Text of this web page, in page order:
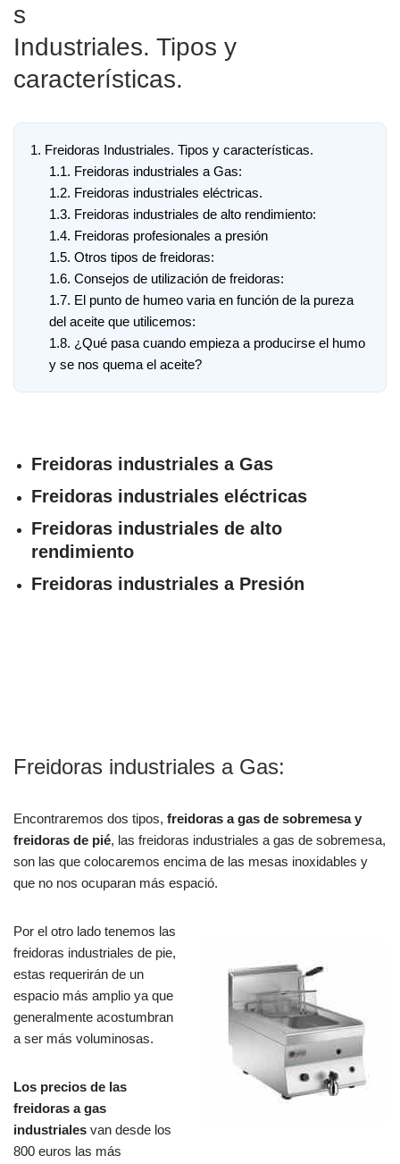
s
Industriales. Tipos y
características.
1. Freidoras Industriales. Tipos y características.
1.1. Freidoras industriales a Gas:
1.2. Freidoras industriales eléctricas.
1.3. Freidoras industriales de alto rendimiento:
1.4. Freidoras profesionales a presión
1.5. Otros tipos de freidoras:
1.6. Consejos de utilización de freidoras:
1.7. El punto de humeo varia en función de la pureza
del aceite que utilicemos:
1.8. ¿Qué pasa cuando empieza a producirse el humo
y se nos quema el aceite?
Freidoras industriales a Gas
Freidoras industriales eléctricas
Freidoras industriales de alto
rendimiento
Freidoras industriales a Presión
Freidoras industriales a Gas:
Encontraremos dos tipos, freidoras a gas de sobremesa y
freidoras de pié, las freidoras industriales a gas de sobremesa,
son las que colocaremos encima de las mesas inoxidables y
que no nos ocuparan más espació.
Por el otro lado tenemos las
freidoras industriales de pie,
estas requerirán de un
espacio más amplio ya que
generalmente acostumbran
a ser más voluminosas.
Los precios de las
freidoras a gas
industriales van desde los
800 euros las más